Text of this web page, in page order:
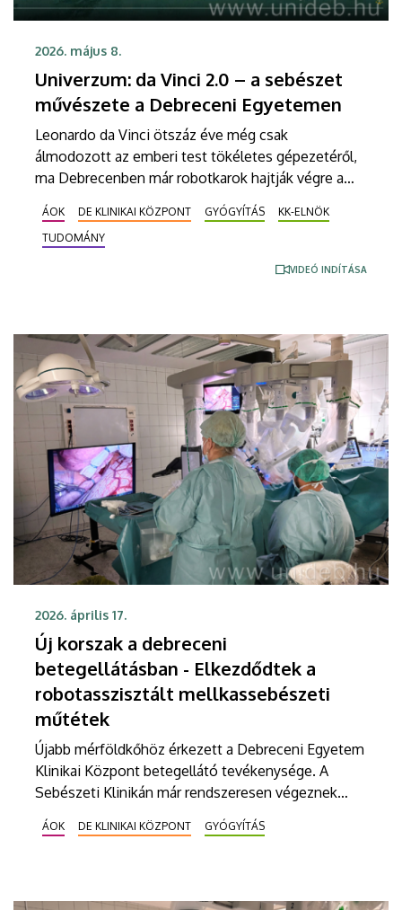
2026. május 8.
Univerzum: da Vinci 2.0 – a sebészet
művészete a Debreceni Egyetemen
Leonardo da Vinci ötszáz éve még csak
álmodozott az emberi test tökéletes gépezetéről,
ma Debrecenben már robotkarok hajtják végre a
válik a sebészet precíziós művészetté a Klinikai
Központban, ahol immár két csúcstechnológiás
rendszer is a betegek szolgálatába állt. Részletek a
ÁOK DE KLINIKAI KÖZPONT GYÓGYÍTÁS
KK-ELNÖK
TUDOMÁNY
VIDEÓ INDÍTÁSA
2026. április 17.
Új korszak a debreceni
betegellátásban - Elkezdődtek a
robotasszisztált mellkassebészeti
műtétek
Újabb mérföldkőhöz érkezett a Debreceni Egyetem
Klinikai Központ betegellátó tevékenysége. A
Sebészeti Klinikán már rendszeresen végeznek
beavatkozásokat is, amely új dimenziókat nyit a
pontosabb, biztonságosabb, ezáltal kisebb a
ÁOK DE KLINIKAI KÖZPONT GYÓGYÍTÁS